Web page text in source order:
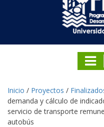
Inicio / Proyectos /
demanda y cálculo de
servicio de transporte
autobús